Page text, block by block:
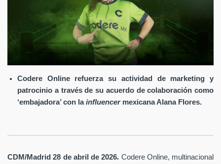
Codere Online refuerza su actividad de marketing y
patrocinio a través de su acuerdo de colaboración como
‘embajadora’ con lainfluencermexicana Alana Flores.
CDM/Madrid 28 de abril de 2026. Codere Online, multinacional